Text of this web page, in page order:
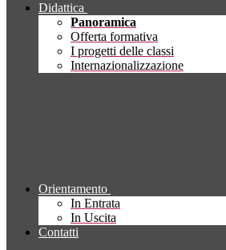
Didattica
Panoramica
Offerta formativa
I progetti delle classi
Internazionalizzazione
Orientamento
In Entrata
In Uscita
Contatti